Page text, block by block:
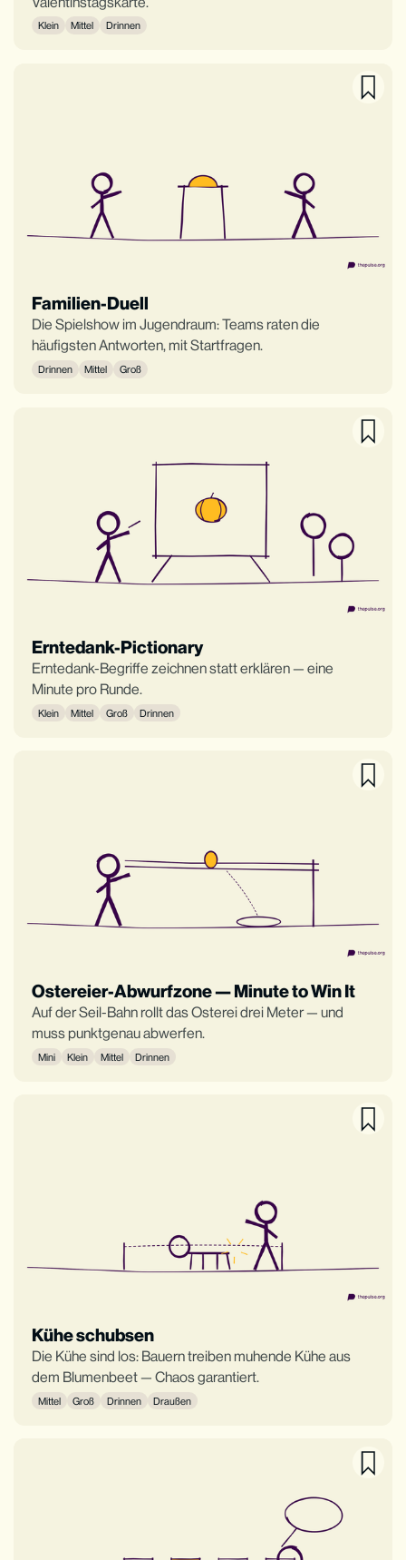
Klein Mittel Drinnen
Familien-Duell
Die Spielshow im Jugendraum: Teams raten die
häufigsten Antworten, mit Startfragen.
Drinnen Mittel Groß
Erntedank-Pictionary
Erntedank-Begriffe zeichnen statt erklären — eine
Minute pro Runde.
Klein Mittel Groß Drinnen
Ostereier-Abwurfzone — Minute to Win It
Auf der Seil-Bahn rollt das Osterei drei Meter — und
muss punktgenau abwerfen.
Mini Klein Mittel Drinnen
Kühe schubsen
Die Kühe sind los: Bauern treiben muhende Kühe aus
dem Blumenbeet — Chaos garantiert.
Mittel Groß Drinnen Draußen